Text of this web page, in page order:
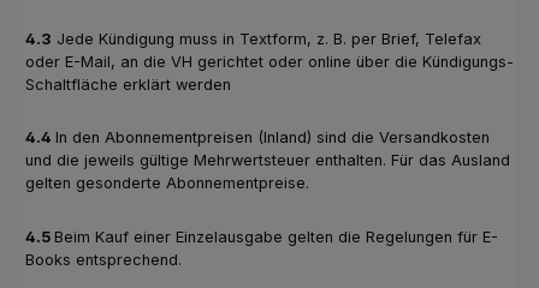
4.3 Jede Kündigung muss in Textform, z. B. per Brief, Telefax
oder E-Mail, an die VH gerichtet oder online über die Kündigungs-
Schaltfläche erklärt werden
4.4 In den Abonnementpreisen (Inland) sind die Versandkosten
und die jeweils gültige Mehrwertsteuer enthalten. Für das Ausland
gelten gesonderte Abonnementpreise.
4.5 Beim Kauf einer Einzelausgabe gelten die Regelungen für E-
Books entsprechend.